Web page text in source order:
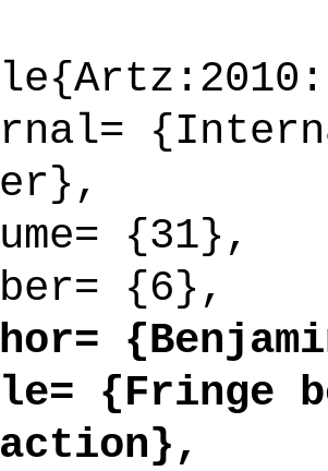
{31},
{6},
{Fringe